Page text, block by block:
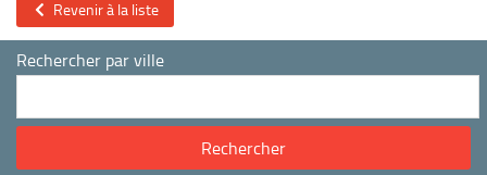
Revenir à la liste
Rechercher par ville